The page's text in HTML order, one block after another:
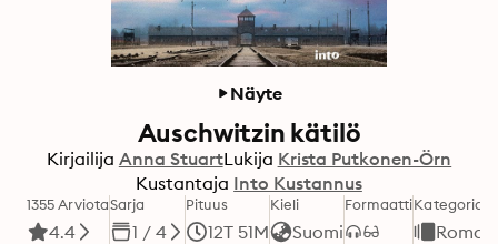
Näyte
Auschwitzin kätilö
Kirjailija Anna StuartLukija Krista Putkonen-Örn
Kustantaja Into Kustannus
1355 Arviota
4.4
Sarja
1 / 4
Pituus
12T 51M
Kieli
Suomi
FormaattiKategoria